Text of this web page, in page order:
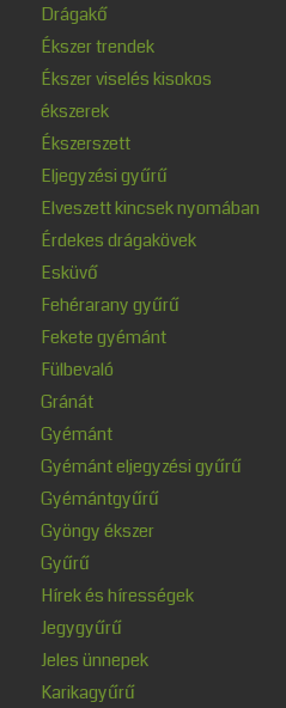
Drágakő
Ékszer trendek
Ékszer viselés kisokos
ékszerek
Ékszerszett
Eljegyzési gyűrű
Elveszett kincsek nyomában
Érdekes drágakövek
Esküvő
Fehérarany gyűrű
Fekete gyémánt
Fülbevaló
Gránát
Gyémánt
Gyémánt eljegyzési gyűrű
Gyémántgyűrű
Gyöngy ékszer
Gyűrű
Hírek és hírességek
Jegygyűrű
Jeles ünnepek
Karikagyűrű